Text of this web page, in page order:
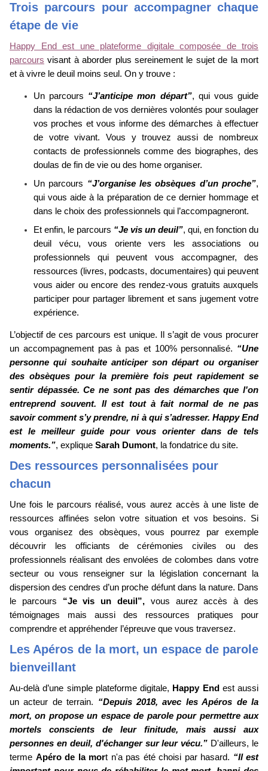
Trois parcours pour accompagner chaque
étape de vie
Happy End est une plateforme digitale composée de trois
parcours visant à aborder plus sereinement le sujet de la mort
et à vivre le deuil moins seul. On y trouve :
Un parcours “J’anticipe mon départ”, qui vous guide
dans la rédaction de vos dernières volontés pour soulager
vos proches et vous informe des démarches à effectuer
de votre vivant. Vous y trouvez aussi de nombreux
contacts de professionnels comme des biographes, des
doulas de fin de vie ou des home organiser.
Un parcours “J’organise les obsèques d’un proche”,
qui vous aide à la préparation de ce dernier hommage et
dans le choix des professionnels qui l’accompagneront.
Et enfin, le parcours “Je vis un deuil”, qui, en fonction du
deuil vécu, vous oriente vers les associations ou
professionnels qui peuvent vous accompagner, des
ressources (livres, podcasts, documentaires) qui peuvent
vous aider ou encore des rendez-vous gratuits auxquels
participer pour partager librement et sans jugement votre
expérience.
L’objectif de ces parcours est unique. Il s’agit de vous procurer
un accompagnement pas à pas et 100% personnalisé. “Une
personne qui souhaite anticiper son départ ou organiser
des obsèques pour la première fois peut rapidement se
sentir dépassée. Ce ne sont pas des démarches que l'on
entreprend souvent. Il est tout à fait normal de ne pas
savoir comment s’y prendre, ni à qui s’adresser. Happy End
est le meilleur guide pour vous orienter dans de tels
moments.”, explique Sarah Dumont, la fondatrice du site.
Des ressources personnalisées pour
chacun
Une fois le parcours réalisé, vous aurez accès à une liste de
ressources affinées selon votre situation et vos besoins. Si
vous organisez des obsèques, vous pourrez par exemple
découvrir les officiants de cérémonies civiles ou des
professionnels réalisant des envolées de colombes dans votre
secteur ou vous renseigner sur la législation concernant la
dispersion des cendres d’un proche défunt dans la nature. Dans
le parcours “Je vis un deuil”, vous aurez accès à des
témoignages mais aussi des ressources pratiques pour
comprendre et appréhender l’épreuve que vous traversez.
Les Apéros de la mort, un espace de parole
bienveillant
Au-delà d’une simple plateforme digitale, Happy Endest aussi
un acteur de terrain. “Depuis 2018, avec les Apéros de la
mort, on propose un espace de parole pour permettre aux
mortels conscients de leur finitude, mais aussi aux
personnes en deuil, d'échanger sur leur vécu.” D'ailleurs, le
terme Apéro de la mort n'a pas été choisi par hasard. “Il est